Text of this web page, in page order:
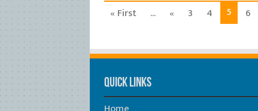
« First ... « 3 4 5 6
Quick Links